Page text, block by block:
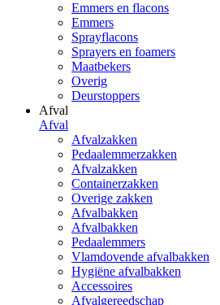
Emmers en flacons
Emmers
Sprayflacons
Sprayers en foamers
Maatbekers
Overig
Deurstoppers
Afval
Afval
Afvalzakken
Pedaalemmerzakken
Afvalzakken
Containerzakken
Overige zakken
Afvalbakken
Afvalbakken
Pedaalemmers
Vlamdovende afvalbakken
Hygiëne afvalbakken
Accessoires
Afvalgereedschap